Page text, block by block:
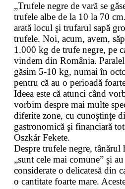
„Trufele negre de vară se
trufele albe de la 10 la 70
arată locul şi trufarul sapă
trufele. Noi, acum, avem,
1.000 kg de trufe negre, pe
vindem din România.
găsim 5-10 kg, numai în
pentru că au o perioadă
Ideea este că atunci când
vorbim despre mai multe
diferite zone, cu cunoştinţe
gastronomică şi financiară
Oszkár Fekete.
Despre trufele negre, tânărul
„sunt cele mai comune” şi
considerate o delicatesă din
o cantitate foarte mare.